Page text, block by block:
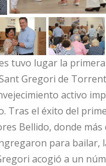
tuvo lugar la
Gregori de
activo
Tras el éxito del
Bellido, donde más
para bailar,
acogió a un